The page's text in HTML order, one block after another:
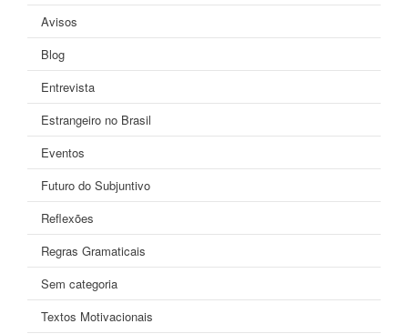
Avisos
Blog
Entrevista
Estrangeiro no Brasil
Eventos
Futuro do Subjuntivo
Reflexões
Regras Gramaticais
Sem categoria
Textos Motivacionais